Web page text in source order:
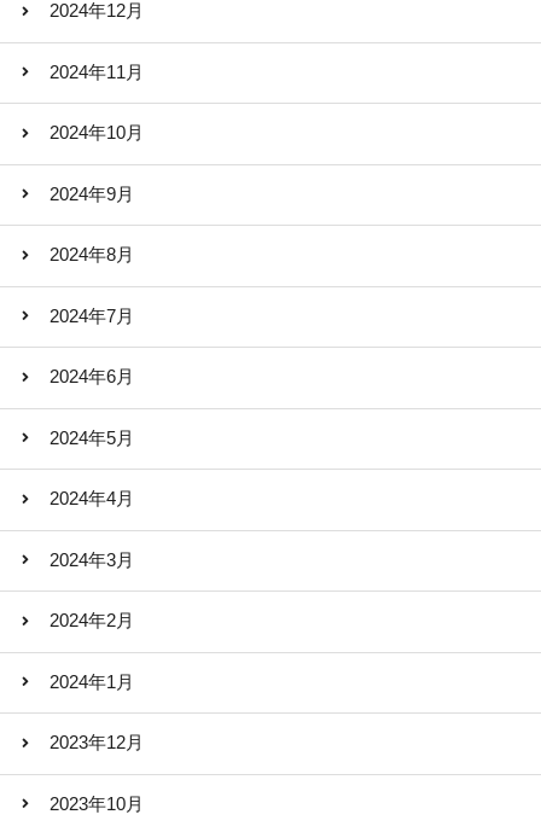
2024年12月
2024年11月
2024年10月
2024年9月
2024年8月
2024年7月
2024年6月
2024年5月
2024年4月
2024年3月
2024年2月
2024年1月
2023年12月
2023年10月